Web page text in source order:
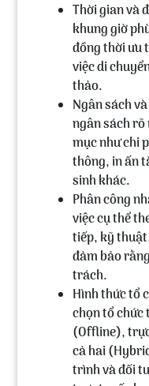
Thời gian và
khung giờ
đồng thời ưu
việc di
thảo.
Ngân sách
ngân sách
mục như chi
thông, in ấn
sinh khác.
Phân công
việc cụ thể
tiếp, kỹ
đảm bảo
trách.
Hình thức tổ
chọn tổ
(Offline),
cả hai
trình và đối